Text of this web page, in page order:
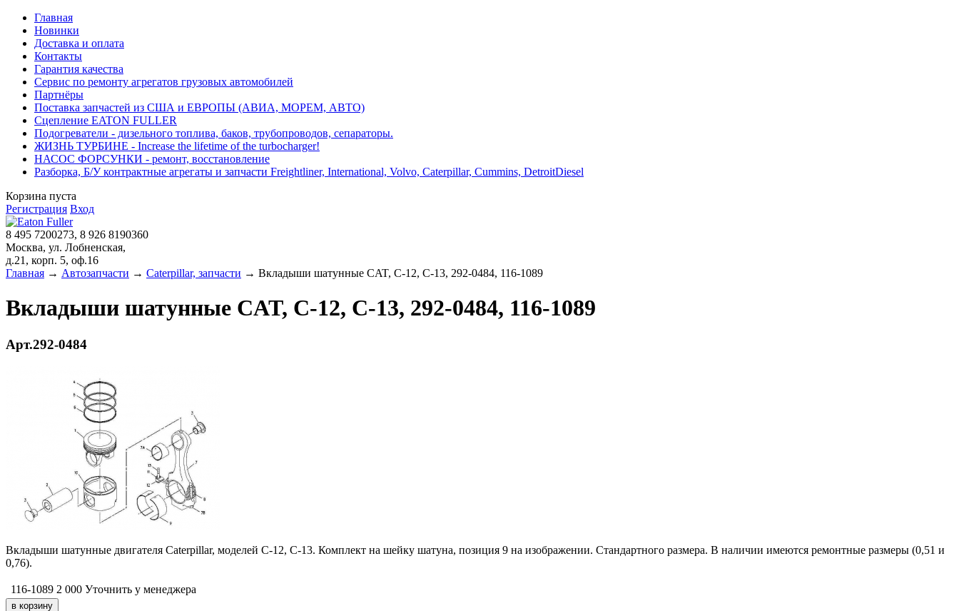
Главная
Новинки
Доставка и оплата
Контакты
Гарантия качества
Сервис по ремонту агрегатов грузовых автомобилей
Партнёры
Поставка запчастей из США и ЕВРОПЫ (АВИА, МОРЕМ, АВТО)
Сцепление EATON FULLER
Подогреватели - дизельного топлива, баков, трубопроводов, сепараторы.
ЖИЗНЬ ТУРБИНЕ - Increase the lifetime of the turbocharger!
НАСОС ФОРСУНКИ - ремонт, восстановление
Разборка, Б/У контрактные агрегаты и запчасти Freightliner, International, Volvo, Caterpillar, Cummins, DetroitDiesel
Корзина пуста
Регистрация Вход
8 495 7200273, 8 926 8190360
Москва, ул. Лобненская,
д.21, корп. 5, оф.16
Главная → Автозапчасти → Caterpillar, запчасти → Вкладыши шатунные CAT, C-12, C-13, 292-0484, 116-1089
Вкладыши шатунные CAT, C-12, C-13, 292-0484, 116-1089
Арт.292-0484
Вкладыши шатунные двигателя Caterpillar, моделей C-12, C-13. Комплект на шейку шатуна, позиция 9 на изображении. Стандартного размера. В наличии имеются ремонтные размеры (0,51 и
0,76).
116-1089 2 000 Уточнить у менеджера